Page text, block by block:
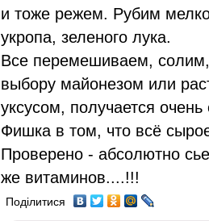
и тоже режем. Рубим
укропа, зеленого лука.
Все перемешиваем,
выбору майонезом или
уксусом, получается
Фишка в том, что всё
Проверено - абсолютно
же витаминов....!!!
Поділитися